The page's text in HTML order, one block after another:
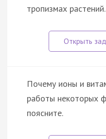
тропизмах растений.
Почему ионы и
работы некоторых
поясните.